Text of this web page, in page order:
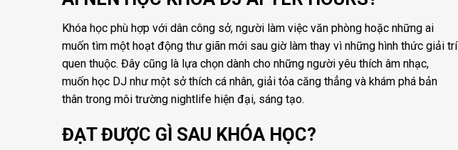
Khóa học phù hợp với dân công sở, người làm việc văn phòng hoặc những ai
muốn tìm một hoạt động thư giãn mới sau giờ làm thay vì những hình thức giải trí
quen thuộc. Đây cũng là lựa chọn dành cho những người yêu thích âm nhạc,
muốn học DJ như một sở thích cá nhân, giải tỏa căng thẳng và khám phá bản
thân trong môi trường nightlife hiện đại, sáng tạo.
ĐẠT ĐƯỢC GÌ SAU KHÓA HỌC?